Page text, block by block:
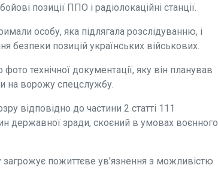
позиції ППО і радіолокаційні станції.
особу, яка підлягала розслідуванню, і
безпеки позицій українських військових.
технічної документації, яку він планував
на ворожу спецслужбу.
відповідно до частини 2 статті 111
державної зради, скоєний в умовах воєнного
пожиттєве ув'язнення з можливістю